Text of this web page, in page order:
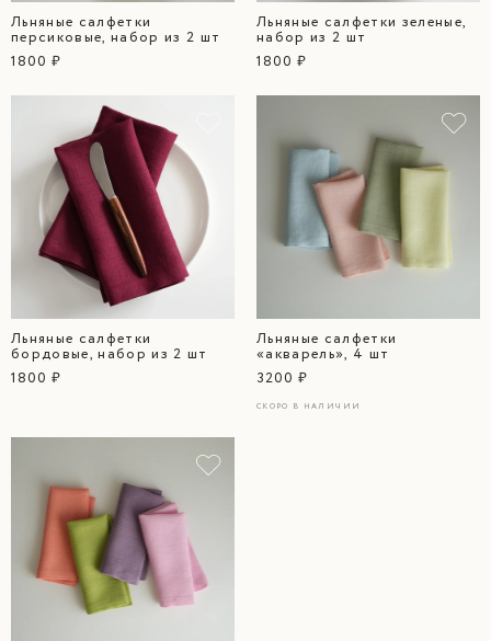
Льняные салфетки
персиковые, набор из 2 шт
1800 ₽
Льняные салфетки зеленые,
набор из 2 шт
1800 ₽
Льняные салфетки
бордовые, набор из 2 шт
1800 ₽
Льняные салфетки
«акварель», 4 шт
3200 ₽
СКОРО В НАЛИЧИИ